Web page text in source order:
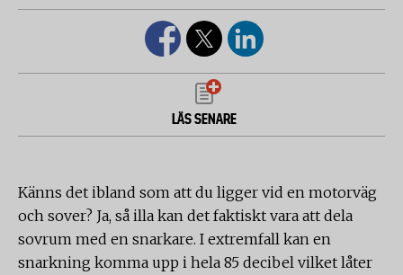
LÄS SENARE
Känns det ibland som att du ligger vid en motorväg
och sover? Ja, så illa kan det faktiskt vara att dela
sovrum med en snarkare. I extremfall kan en
snarkning komma upp i hela 85 decibel vilket låter